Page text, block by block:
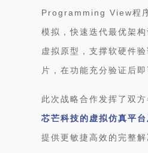
Programming View程
模拟，快速迭代最优架
虚拟原型，支撑软硬件
片，在功能充分验证后
此次战略合作发挥了双方
芯芒科技的虚拟仿真平
提供更敏捷高效的完整解